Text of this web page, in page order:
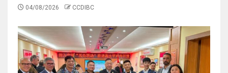
04/08/2026 CCDIBC